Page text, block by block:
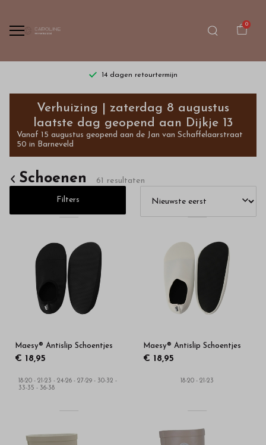
0
Gratis verzending vanaf €75,- | dinsdag t/m zaterdag
Schoenen
Bestel
kinderkleding
kwaliteit
onze
Verhuizing | zaterdag 8 augustus
laatste dag geopend aan Dijkje 13
Vanaf 15 augustus geopend aan de Jan van Schaffelaarstraat
50 in Barneveld
Schoenen 61 resultaten
Filters
Maesy® Antislip Schoentjes
€ 18,95
18-20 - 21-23 - 24-26 - 27-29 - 30-32 -
33-35 - 36-38
Maesy® Antislip Schoentjes
€ 18,95
18-20 - 21-23